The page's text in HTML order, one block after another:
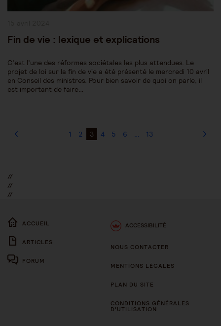
Fin de vie : lexique et explications
C’est l’une des réformes sociétales les plus attendues. Le
projet de loi sur la fin de vie a été présenté le mercredi 10 avril
en Conseil des ministres. Pour bien savoir de quoi on parle, il
est important de faire…
1 2 3 4 5 6 … 13
//
//
//
ACCUEIL
ARTICLES
FORUM
ACCESSIBILITÉ
NOUS CONTACTER
MENTIONS LÉGALES
PLAN DU SITE
CONDITIONS GÉNÉRALES
D’UTILISATION